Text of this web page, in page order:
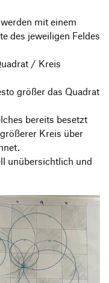
mit einem
des jeweiligen Feldes
/ Kreis
größer das Quadrat
bereits besetzt
Kreis über
unübersichtlich und